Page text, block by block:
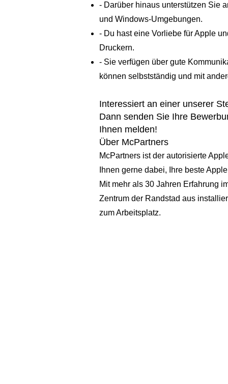
- Darüber hinaus unterstützen Sie
und Windows-Umgebungen.
- Du hast eine Vorliebe für Apple
Druckern.
- Sie verfügen über gute
können selbstständig und mit
Interessiert an einer unserer
Dann senden Sie Ihre
Ihnen melden!
Über McPartners
McPartners ist der autorisierte
Ihnen gerne dabei, Ihre beste
Mit mehr als 30 Jahren Erfahrung
Zentrum der Randstad aus
zum Arbeitsplatz.